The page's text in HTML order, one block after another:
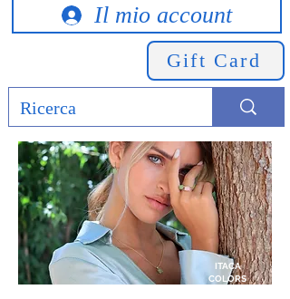
Il mio account
Gift Card
ITACA
COLORS